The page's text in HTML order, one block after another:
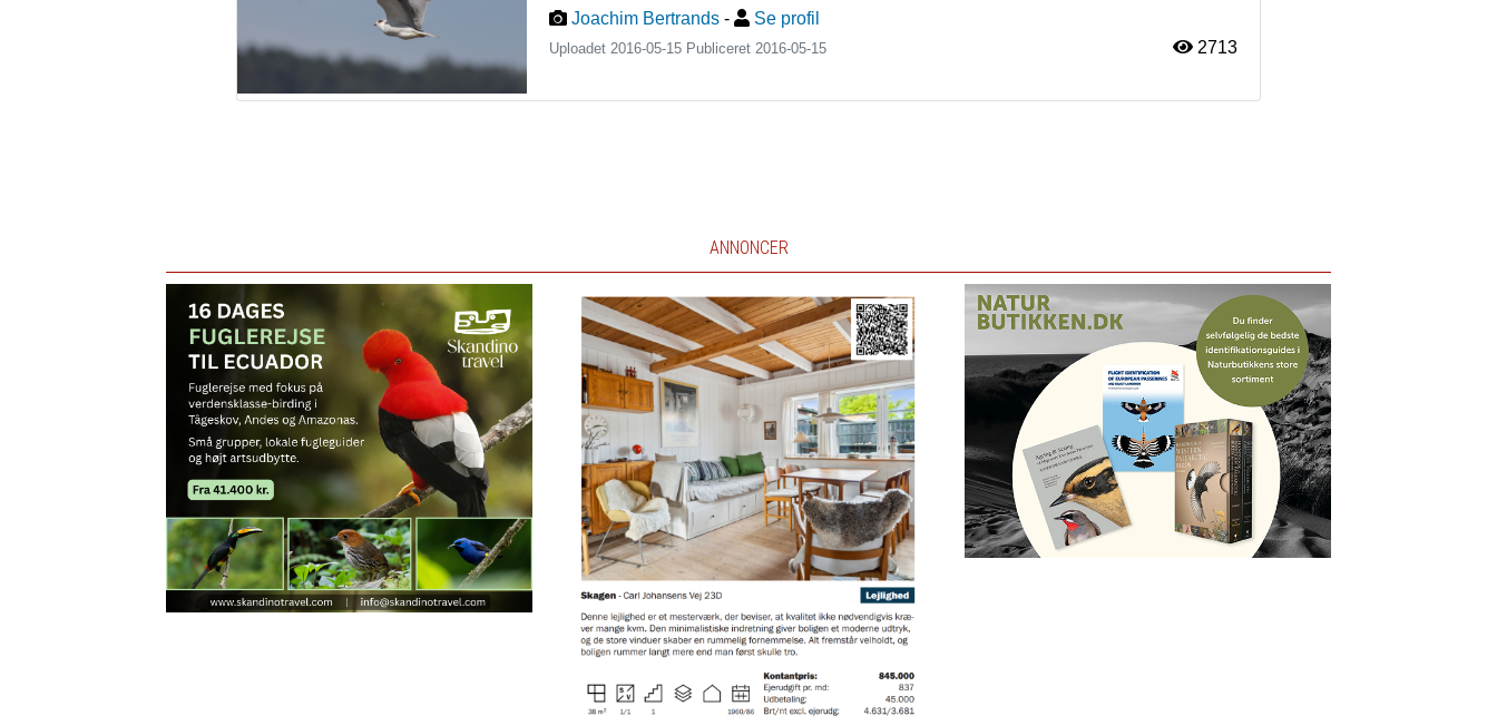
Joachim Bertrands - Se profil
Uploadet 2016-05-15 Publiceret2016-05-15 2713
ANNONCER